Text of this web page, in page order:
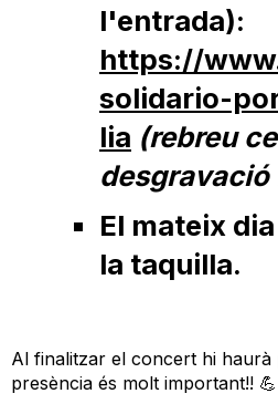
l'entrada):
https://
solidario-
lia (rebreu
El mateix
la taquilla.
Al finalitzar el concert hi haurà
presència és molt important!! 💪